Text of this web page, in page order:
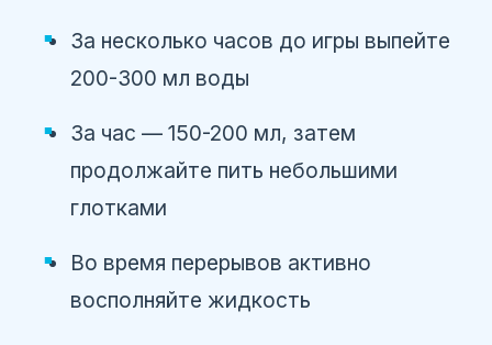
За несколько часов до игры выпейте
200-300 мл воды
За час — 150-200 мл, затем
продолжайте пить небольшими
глотками
Во время перерывов активно
восполняйте жидкость